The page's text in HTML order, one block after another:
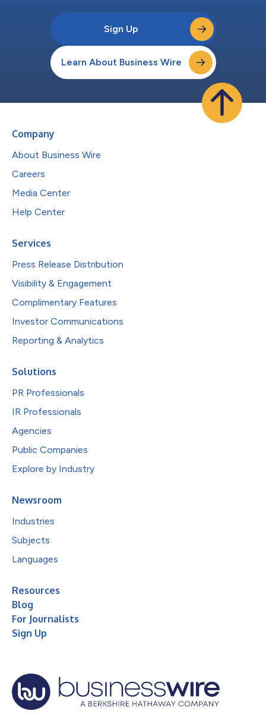
Sign Up
Learn About Business Wire
Company
About Business Wire
Careers
Media Center
Help Center
Services
Press Release Distribution
Visibility & Engagement
Complimentary Features
Investor Communications
Reporting & Analytics
Solutions
PR Professionals
IR Professionals
Agencies
Public Companies
Explore by Industry
Newsroom
Industries
Subjects
Languages
Resources
Blog
For Journalists
Sign Up